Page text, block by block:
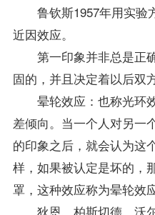
鲁钦斯1957年用实验
近因效应。
第一印象并非总是正
固的，并且决定着以后双
晕轮效应：也称光环
差倾向。当一个人对另一
的印象之后，就会认为这
样，如果被认定是坏的，
罩，这种效应称为晕轮效应
狄恩、柏斯切德、沃